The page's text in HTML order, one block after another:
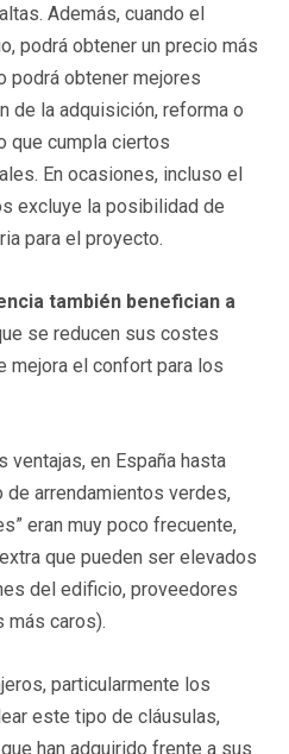
Además, cuando el
podrá obtener un precio más
podrá obtener mejores
de la adquisición, reforma o
que cumpla ciertos
En ocasiones, incluso el
excluye la posibilidad de
para el proyecto.
también benefician a
se reducen sus costes
mejora el confort para los
en España hasta
arrendamientos verdes,
eran muy poco frecuente,
que pueden ser elevados
del edificio, proveedores
más caros).
particularmente los
este tipo de cláusulas,
han adquirido frente a sus